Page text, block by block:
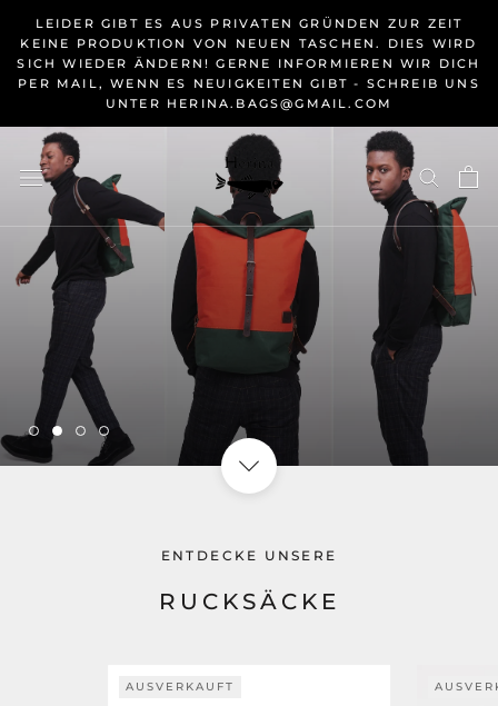
LEIDER GIBT ES AUS PRIVATEN GRÜNDEN ZUR ZEIT
KEINE PRODUKTION VON NEUEN TASCHEN. DIES WIRD
SICH WIEDER ÄNDERN! GERNE INFORMIEREN WIR DICH
PER MAIL, WENN ES NEUIGKEITEN GIBT - SCHREIB UNS
UNTER HERINA.BAGS@GMAIL.COM
ENTDECKE UNSERE
RUCKSÄCKE
AUSVERKAUFT